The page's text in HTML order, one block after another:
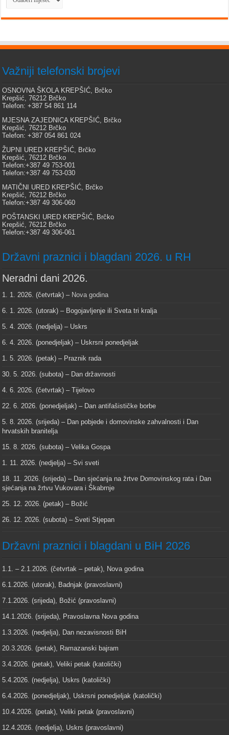
Važniji telefonski brojevi
OSNOVNA ŠKOLA KREPŠIĆ, Brčko
Krepšić, 76212 Brčko
Telefon: +387 54 861 114
MJESNA ZAJEDNICA KREPŠIĆ, Brčko
Krepšić, 76212 Brčko
Telefon: +387 054 861 024
ŽUPNI URED KREPŠIĆ, Brčko
Krepšić, 76212 Brčko
Telefon:+387 49 753-001
Telefon:+387 49 753-030
MATIČNI URED KREPŠIĆ, Brčko
Krepšić, 76212 Brčko
Telefon:+387 49 306-060
POŠTANSKI URED KREPŠIĆ, Brčko
Krepšić, 76212 Brčko
Telefon:+387 49 306-061
Državni praznici i blagdani 2026. u RH
Neradni dani 2026.
1. 1. 2026. (četvrtak) – Nova godina
6. 1. 2026. (utorak) – Bogojavljenje ili Sveta tri kralja
5. 4. 2026. (nedjelja) – Uskrs
6. 4. 2026. (ponedjeljak) – Uskrsni ponedjeljak
1. 5. 2026. (petak) – Praznik rada
30. 5. 2026. (subota) – Dan državnosti
4. 6. 2026. (četvrtak) – Tijelovo
22. 6. 2026. (ponedjeljak) – Dan antifašističke borbe
5. 8. 2026. (srijeda) – Dan pobjede i domovinske zahvalnosti i Dan
hrvatskih branitelja
15. 8. 2026. (subota) – Velika Gospa
1. 11. 2026. (nedjelja) – Svi sveti
18. 11. 2026. (srijeda) – Dan sjećanja na žrtve Domovinskog rata i Dan
sjećanja na žrtvu Vukovara i Škabrnje
25. 12. 2026. (petak) – Božić
26. 12. 2026. (subota) – Sveti Stjepan
Državni praznici i blagdani u BiH 2026
1.1. – 2.1.2026. (četvrtak – petak), Nova godina
6.1.2026. (utorak), Badnjak (pravoslavni)
7.1.2026. (srijeda), Božić (pravoslavni)
14.1.2026. (srijeda), Pravoslavna Nova godina
1.3.2026. (nedjelja), Dan nezavisnosti BiH
20.3.2026. (petak), Ramazanski bajram
3.4.2026. (petak), Veliki petak (katolički)
5.4.2026. (nedjelja), Uskrs (katolički)
6.4.2026. (ponedjeljak), Uskrsni ponedjeljak (katolički)
10.4.2026. (petak), Veliki petak (pravoslavni)
12.4.2026. (nedjelja), Uskrs (pravoslavni)